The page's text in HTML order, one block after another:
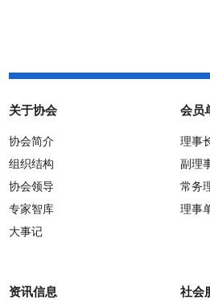
关于协会
协会简介
组织结构
协会领导
专家智库
大事记
会员
理事
副理
常务
理事
资讯信息 社会